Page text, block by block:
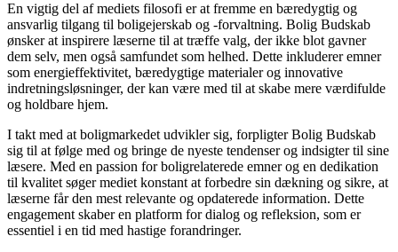
En vigtig del af mediets filosofi er at fremme en bæredygtig og
ansvarlig tilgang til boligejerskab og -forvaltning. Bolig Budskab
ønsker at inspirere læserne til at træffe valg, der ikke blot gavner
dem selv, men også samfundet som helhed. Dette inkluderer emner
som energieffektivitet, bæredygtige materialer og innovative
indretningsløsninger, der kan være med til at skabe mere værdifulde
og holdbare hjem.
I takt med at boligmarkedet udvikler sig, forpligter Bolig Budskab
sig til at følge med og bringe de nyeste tendenser og indsigter til sine
læsere. Med en passion for boligrelaterede emner og en dedikation
til kvalitet søger mediet konstant at forbedre sin dækning og sikre, at
læserne får den mest relevante og opdaterede information. Dette
engagement skaber en platform for dialog og refleksion, som er
essentiel i en tid med hastige forandringer.